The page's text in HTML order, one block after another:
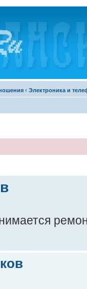
‹ Электроника и